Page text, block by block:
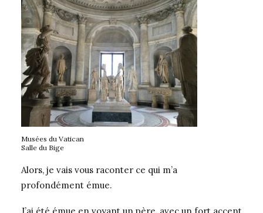
Musées du Vatican
Salle du Bige
Alors, je vais vous raconter ce qui m’a
profondément émue.